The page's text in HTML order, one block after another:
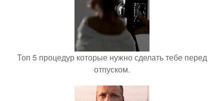
Топ 5 процедур которые нужно сделать тебе перед
отпуском.